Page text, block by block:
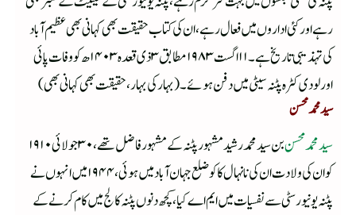
رہے اور کئی اداروں میں فعال رہے ،ان کی کتاب حقیقت بھی کہانی بھی عظیم آباد
کی تہذیبی تاریخ ہے ۔۱۱اگست ۱۹۸۳مطابق ۳ذی قعدہ ۱۴۰۳ھ کو وفات پائی
اور لودی کٹرہ پٹنہ سیٹی میں دفن ہوئے ۔(بہار کی بہار ،حقیقت بھی کہانی بھی)
سید محمد محسن
سید محمد محسن
بن سید محمد رشید مشہور پٹنہ کے مشہور فاضل تھے ،۳۰جولائی ۱۹۱۰
کو ان کی ولادت ان کی نانہال کاکو ضلع جہان آبادمیں ہوئی،۱۹۴۴میں انہوں نے
پٹنہ یونیورسٹی سے نفسیات میں ایم اے کیا،کچھ دنوں پٹنہ کالج میں کام کرنے کے